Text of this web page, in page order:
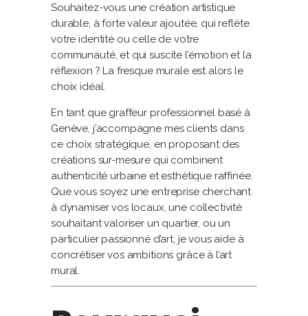
Souhaitez-vous une création artistique
durable, à forte valeur ajoutée, qui reflète
votre identité ou celle de votre
communauté, et qui suscite l’émotion et la
réflexion ? La fresque murale est alors le
choix idéal.
En tant que graffeur professionnel basé à
Genève, j’accompagne mes clients dans
ce choix stratégique, en proposant des
créations sur-mesure qui combinent
authenticité urbaine et esthétique raffinée.
Que vous soyez une entreprise cherchant
à dynamiser vos locaux, une collectivité
souhaitant valoriser un quartier, ou un
particulier passionné d’art, je vous aide à
concrétiser vos ambitions grâce à l’art
mural.